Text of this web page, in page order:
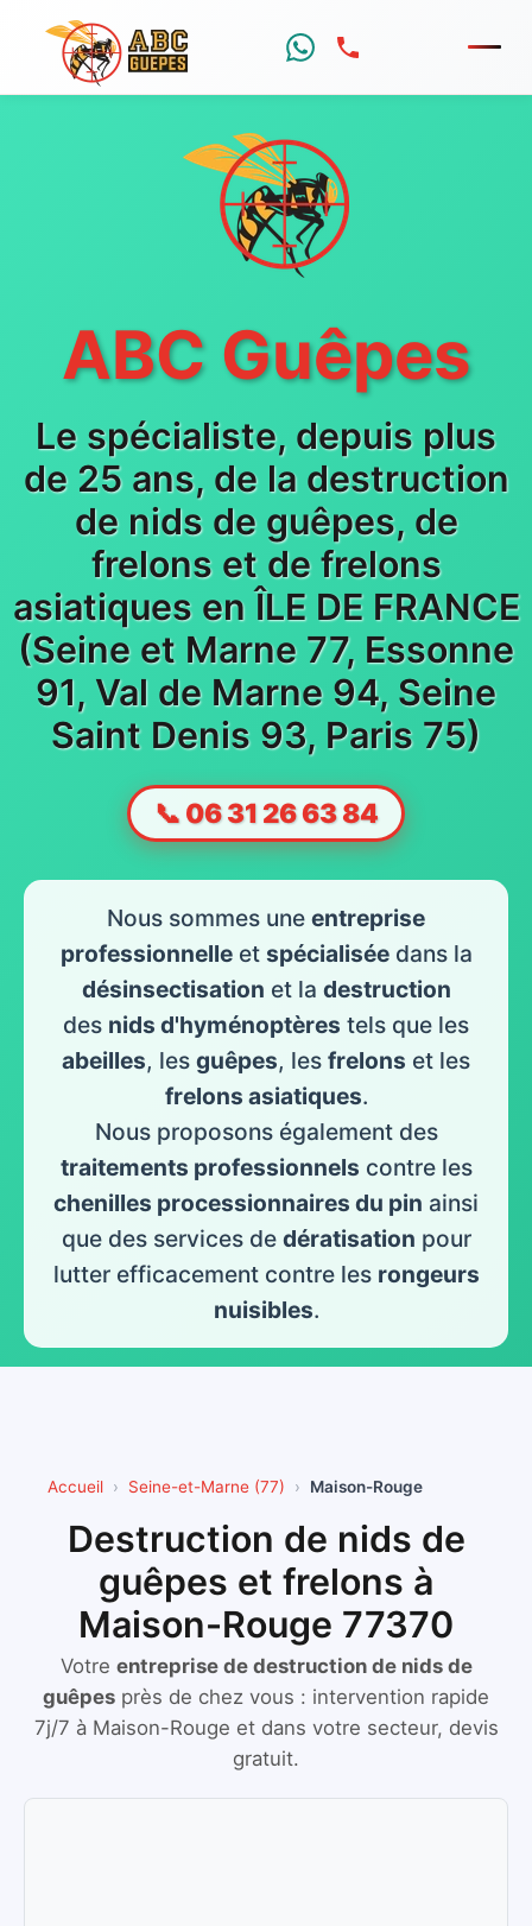
ABC Guêpes
Le spécialiste, depuis plus
de 25 ans, de la destruction
de nids de guêpes, de
frelons et de frelons
asiatiques en ÎLE DE FRANCE
(Seine et Marne 77, Essonne
91, Val de Marne 94, Seine
Saint Denis 93, Paris 75)
📞 06 31 26 63 84
Nous sommes une entreprise
professionnelle et spécialisée dans la
désinsectisation et la destruction
des nids d'hyménoptères tels que les
abeilles, les guêpes, les frelons et les
frelons asiatiques.
Nous proposons également des
traitements professionnels contre les
chenilles processionnaires du pin ainsi
que des services de dératisation pour
lutter efficacement contre les rongeurs
nuisibles.
Accueil Seine-et-Marne (77) Maison-Rouge
Destruction de nids de
guêpes et frelons à
Maison-Rouge 77370
Votre entreprise de destruction de nids de
guêpes près de chez vous : intervention rapide
7j/7 à Maison-Rouge et dans votre secteur, devis
gratuit.